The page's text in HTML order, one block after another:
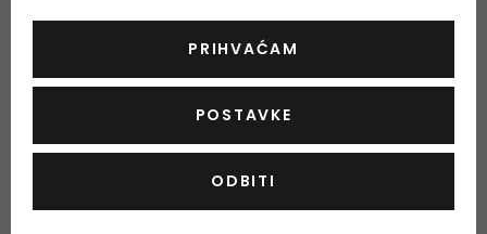
PRIHVAĆAM
POSTAVKE
ODBITI